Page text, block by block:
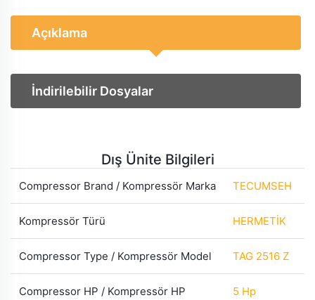
Açıklama
İndirilebilir Dosyalar
Dış Ünite Bilgileri
Compressor Brand / Kompressör Marka TECUMSEH
Kompressör Türü HERMETİK
Compressor Type / Kompressör Model TAG 2516 Z
Compressor HP / Kompressör HP 5 Hp